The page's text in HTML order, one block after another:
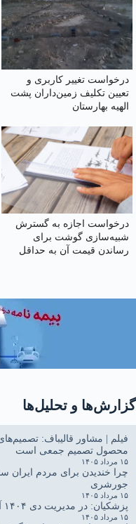
درخواست تغییر کاربری و
تعیین‌ تکلیف زمین‌داران پشت
الهیه بهارستان
درخواست اجازه به گسترش
شبیه‌سازی گوشت برای
رساندن قیمت آن به حداقل
گزارش‌ها و تحلیل‌ها
فیلم | مشاور قالیباف:
محصول تصمیم جمعی است
۱۵ مرداد ۱۴۰۵
چرا خندیدن برای مردم
جورشری
۱۵ مرداد ۱۴۰۵
پزشکیان: در مدیریت دی ۱۴۰۴ آمادگی لازم نبود
۱۵ مرداد ۱۴۰۵